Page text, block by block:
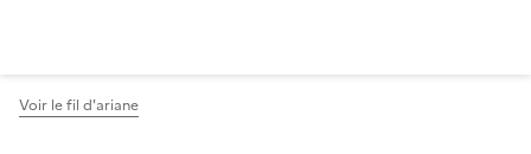
Voir le fil d'ariane